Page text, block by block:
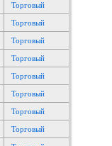
Торговый
Торговый
Торговый
Торговый
Торговый
Торговый
Торговый
Торговый